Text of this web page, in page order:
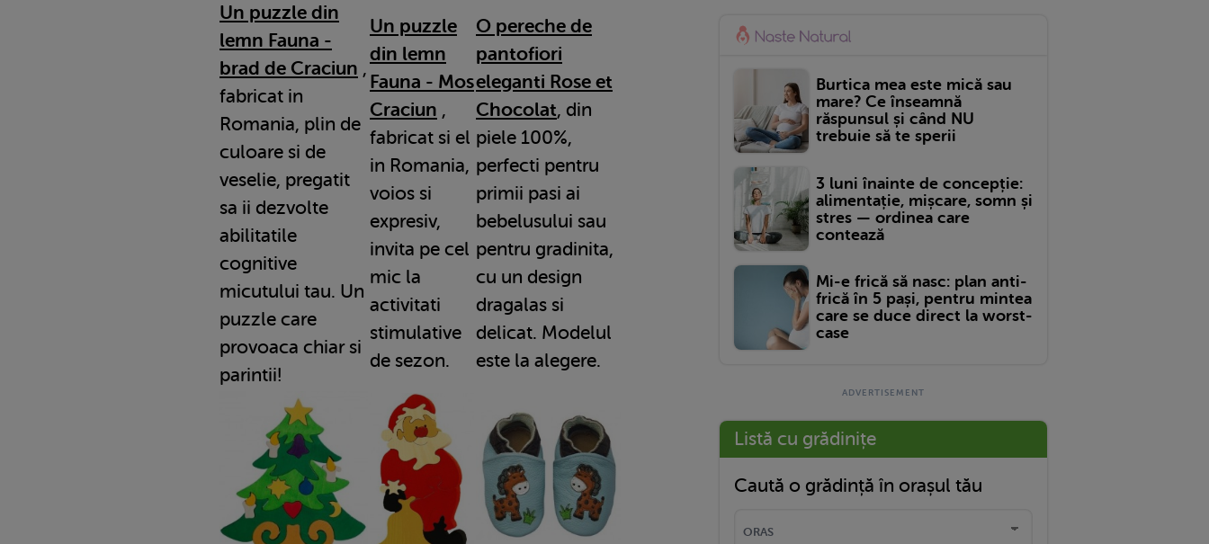
Un puzzle din
lemn Fauna -
brad de Craciun ,
fabricat in
Romania, plin de
culoare si de
veselie, pregatit
sa ii dezvolte
abilitatile
cognitive
micutului tau. Un
puzzle care
provoaca chiar si
parintii!
Un puzzle
din lemn
Fauna - Mos
Craciun ,
fabricat si el
in Romania,
voios si
expresiv,
invita pe cel
mic la
activitati
stimulative
de sezon.
O pereche de
pantofiori
eleganti Rose et
Chocolat, din
piele 100%,
perfecti pentru
primii pasi ai
bebelusului sau
pentru gradinita,
cu un design
dragalas si
delicat. Modelul
este la alegere.
Burtica mea este mică sau
mare? Ce înseamnă
răspunsul și când NU
trebuie să te sperii
3 luni înainte de concepție:
alimentație, mișcare, somn și
stres — ordinea care
contează
Mi-e frică să nasc: plan anti-
frică în 5 pași, pentru mintea
care se duce direct la worst-
case
Listă cu grădinițe
Caută o grădință în orașul tău